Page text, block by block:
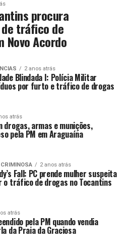
procura
tráfico de
Novo Acordo
2 anos atrás
Blindada I: Polícia Militar
por furto e tráfico de drogas
atrás
drogas, armas e munições,
pela PM em Araguaína
2 anos atrás
Fall: PC prende mulher suspeita
o tráfico de drogas no Tocantins
atrás
pela PM quando vendia
da Praia da Graciosa